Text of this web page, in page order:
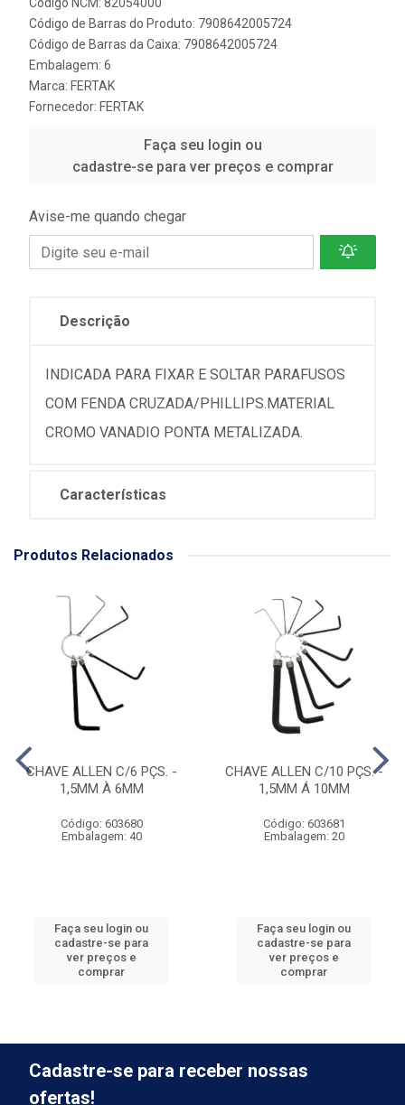
Código de Barras do Produto: 7908642005724
Código de Barras da Caixa: 7908642005724
Embalagem: 6
Marca: FERTAK
Fornecedor: FERTAK
Faça seu login ou
cadastre-se para ver preços e comprar
Avise-me quando chegar
Descrição
INDICADA PARA FIXAR E SOLTAR PARAFUSOS
COM FENDA CRUZADA/PHILLIPS.MATERIAL
CROMO VANADIO PONTA METALIZADA.
Características
Produtos Relacionados
CHAVE ALLEN C/6 PÇS. -
1,5MM À 6MM
Código: 603680
Embalagem: 40
Faça seu login ou
cadastre-se para
ver preços e
comprar
CHAVE ALLEN C/10 PÇS. -
1,5MM Á 10MM
Código: 603681
Embalagem: 20
Faça seu login ou
cadastre-se para
ver preços e
comprar
Cadastre-se para receber nossas
ofertas!